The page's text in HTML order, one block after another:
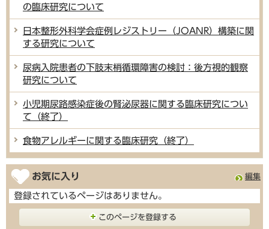
の臨床研究について
日本整形外科学会症例レジストリー（JOANR）構築に関
する研究について
尿病入院患者の下肢末梢循環障害の検討：後方視的観察
研究について
小児期尿路感染症後の腎泌尿器に関する臨床研究につい
て（終了）
食物アレルギーに関する臨床研究（終了）
お気に入り 編集
登録されているページはありません。
このページを登録する